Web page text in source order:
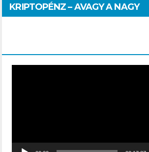
KRIPTOPÉNZ – AVAGY A NAGY